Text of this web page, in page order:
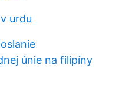
urdu
únie na filipíny